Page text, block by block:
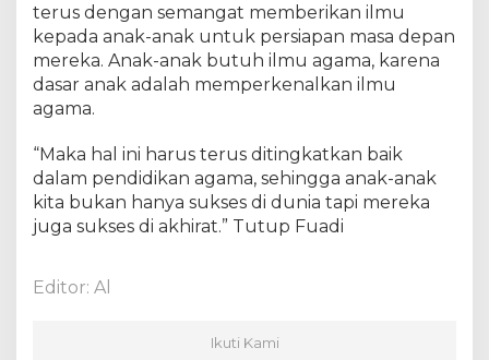
terus dengan semangat memberikan ilmu
kepada anak-anak untuk persiapan masa depan
mereka. Anak-anak butuh ilmu agama, karena
dasar anak adalah memperkenalkan ilmu
agama.
“Maka hal ini harus terus ditingkatkan baik
dalam pendidikan agama, sehingga anak-anak
kita bukan hanya sukses di dunia tapi mereka
juga sukses di akhirat.” Tutup Fuadi
Editor: Al
Ikuti Kami